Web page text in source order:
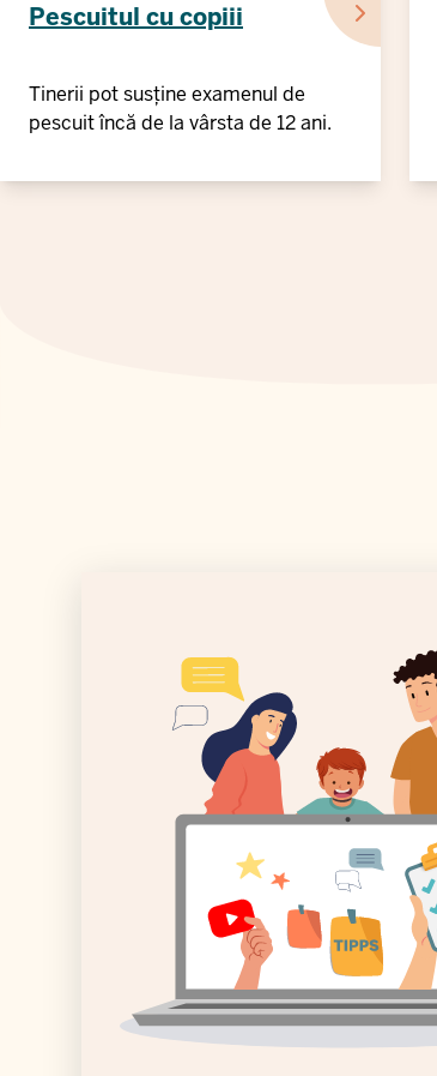
Pescuitul cu copiii
Tinerii pot susține examenul de
pescuit încă de la vârsta de 12 ani.